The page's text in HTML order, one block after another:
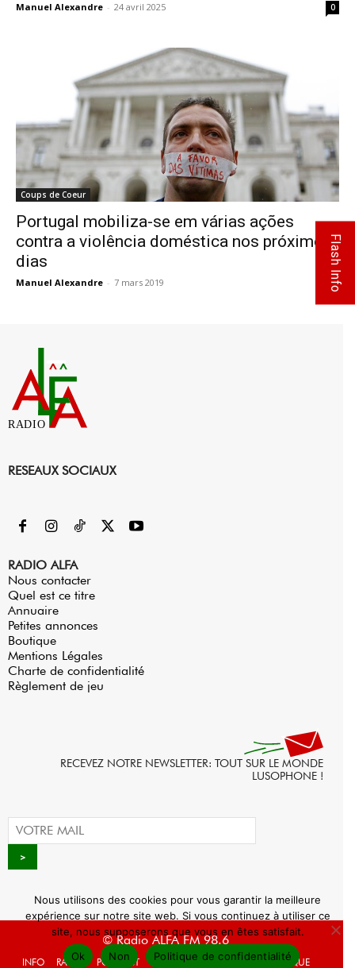
Manuel Alexandre - 24 avril 2025 0
Coups de Coeur
Portugal mobiliza-se em várias ações
contra a violência doméstica nos próximos
dias
Manuel Alexandre - 7 mars 2019 0
RADIO
RESEAUX SOCIAUX
RADIO ALFA
Nous contacter
Quel est ce titre
Annuaire
Petites annonces
Boutique
Mentions Légales
Charte de confidentialité
Règlement de jeu
RECEVEZ NOTRE NEWSLETTER: TOUT SUR LE MONDE
LUSOPHONE !
© Radio ALFA FM 98.6
INFO RADIO PODCAST AGENDA WEBRADIO BOUTIQUE
Flash Info
Nous utilisons des cookies pour vous garantir la meilleure
expérience sur notre site web. Si vous continuez à utiliser ce
site, nous supposerons que vous en êtes satisfait.
Ok
Non Politique de confidentialité